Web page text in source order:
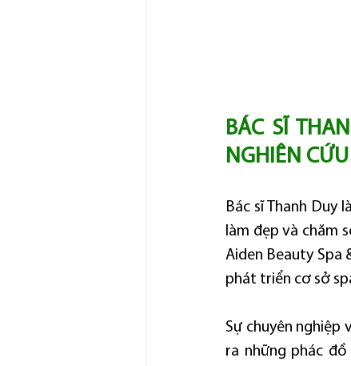
BÁC SĨ
NGHIÊN CỨU
Bác sĩ Thanh Duy
làm đẹp và chăm
Aiden Beauty Spa
phát triển cơ sở
Sự chuyên nghiệp
ra những phác